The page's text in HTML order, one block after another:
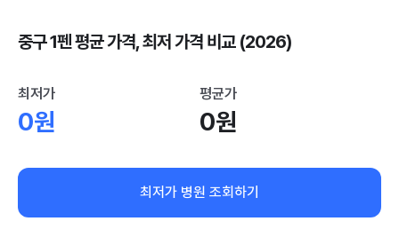
중구 1펜 평균 가격, 최저 가격 비교 (2026)
최저가
0원
평균가
0원
최저가 병원 조회하기